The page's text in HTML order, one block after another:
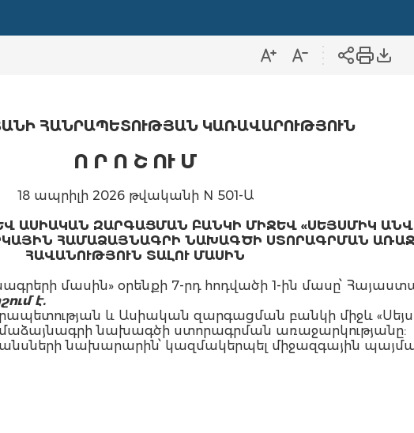
ՀԱՆՐԱՊԵՏՈՒԹՅԱՆ ԿԱՌԱՎԱՐՈՒԹՅՈՒՆ
Ո Ր Ո Շ ՈՒ Մ
18 ապրիլի 2026 թվականի N 501-Ա
ԱՍԻԱԿԱՆ ԶԱՐԳԱՑՄԱՆ ԲԱՆԿԻ ՄԻՋԵՎ «ՍԵՅՍՄԻԿ
ՀԱՄԱՁԱՅՆԱԳՐԻ ՆԱԽԱԳԾԻ ՍՏՈՐԱԳՐՄԱՆ
ՀԱՎԱՆՈՒԹՅՈՒՆ ՏԱԼՈՒ ՄԱՍԻՆ
մասին» օրենքի 7-րդ հոդվածի 1-ին մասը՝
է.
և Ասիական զարգացման բանկի միջև
նախագծի ստորագրման առաջարկությանը:
նախարարին՝ կազմակերպել միջազգային